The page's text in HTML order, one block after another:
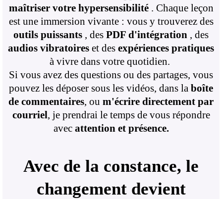
maîtriser votre hypersensibilité. Chaque leçon
est une immersion vivante : vous y trouverez des
outils puissants , des PDF d'intégration , des
audios vibratoires et des expériences pratiques
à vivre dans votre quotidien.
Si vous avez des questions ou des partages, vous
pouvez les déposer sous les vidéos, dans la boîte
de commentaires, ou m'écrire directement par
courriel, je prendrai le temps de vous répondre
avec attention et présence.
Avec de la constance, le
changement devient